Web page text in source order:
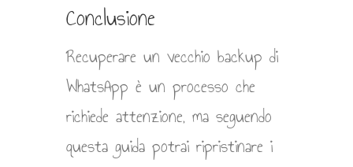
Conclusione
Recuperare un vecchio backup di
WhatsApp è un processo che
richiede attenzione, ma seguendo
questa guida potrai ripristinare i